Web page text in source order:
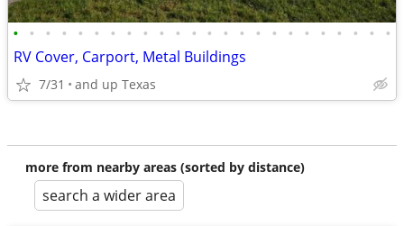
• • • • • • • • • • • • • • • • • • • • • • • •
RV Cover, Carport, Metal Buildings
7/31 and up Texas
more from nearby areas (sorted by distance)
search a wider area